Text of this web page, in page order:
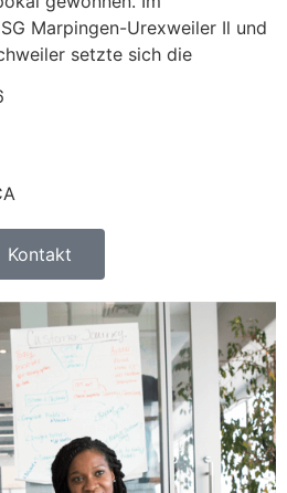
Marpingen-Urexweiler Il und
setzte sich die
Kontakt